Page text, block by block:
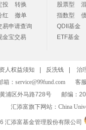
投
转换
红
撤单
易申请查询
金宝交易
股票型
指数型
QDII基金
ETF基金
人权益须知 反洗钱
治
箱：service@99fund.com
客
浦区外马路728号
邮编：
汇添富旗下网站：China
汇添富基金管理股份有限公司